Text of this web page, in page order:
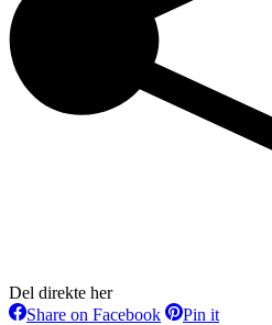
Del direkte her
Share on FacebookSharePin itShare